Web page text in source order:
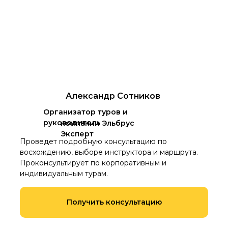
Проведет подробную консультацию по
восхождению, выборе инструктора и маршрута.
Проконсультирует по корпоративным и
индивидуальным турам.
Организатор туров и
руководитель
Александр Сотников
Получить консультацию
компании Эльбрус
Эксперт